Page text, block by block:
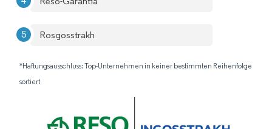
Rosgosstrakh
*Haftungsausschluss: Top-Unternehmen in keiner bestimmten Reihenfolge
sortiert